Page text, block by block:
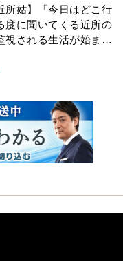
所姑】「今日はどこ行
度に聞いてくる近所の
視される生活が始ま